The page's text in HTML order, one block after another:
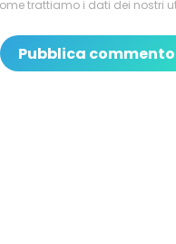
trattiamo i dati dei nostri